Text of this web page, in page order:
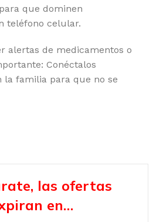
que dominen
teléfono celular.
alertas de medicamentos o
Conéctalos
la familia para que no se
las ofertas
en…